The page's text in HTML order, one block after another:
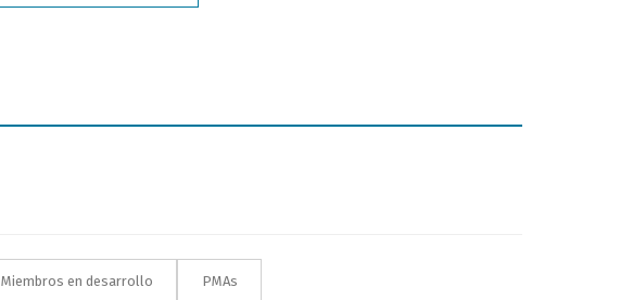
Miembros en desarrollo PMAs